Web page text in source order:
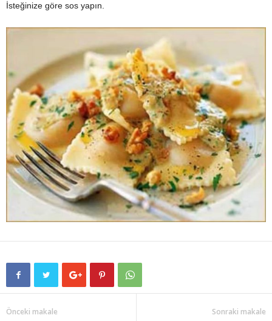
İsteğinize göre sos yapın.
Önceki makale Sonraki makale